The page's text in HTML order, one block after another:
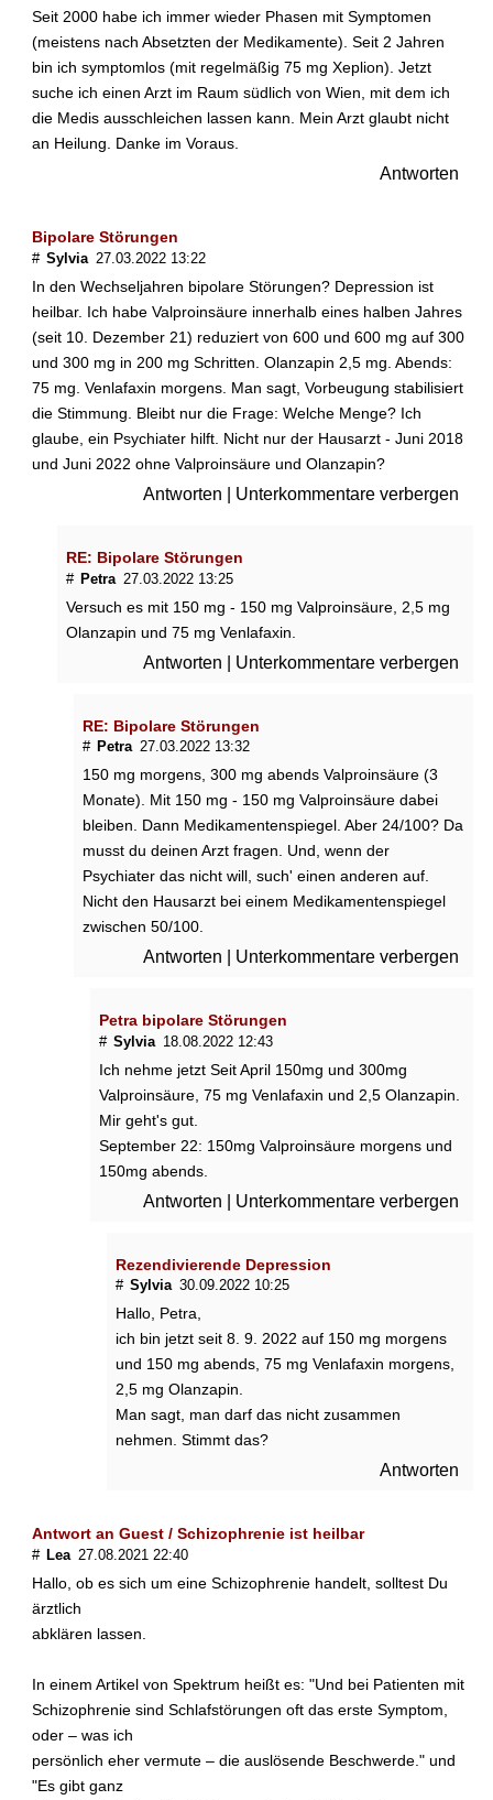
Seit 2000 habe ich immer wieder Phasen mit Symptomen
(meistens nach Absetzten der Medikamente). Seit 2 Jahren
bin ich symptomlos (mit regelmäßig 75 mg Xeplion). Jetzt
suche ich einen Arzt im Raum südlich von Wien, mit dem ich
die Medis ausschleichen lassen kann. Mein Arzt glaubt nicht
an Heilung. Danke im Voraus.
Antworten
Bipolare Störungen
# Sylvia 27.03.2022 13:22
In den Wechseljahren bipolare Störungen? Depression ist
heilbar. Ich habe Valproinsäure innerhalb eines halben Jahres
(seit 10. Dezember 21) reduziert von 600 und 600 mg auf 300
und 300 mg in 200 mg Schritten. Olanzapin 2,5 mg. Abends:
75 mg. Venlafaxin morgens. Man sagt, Vorbeugung stabilisiert
die Stimmung. Bleibt nur die Frage: Welche Menge? Ich
glaube, ein Psychiater hilft. Nicht nur der Hausarzt - Juni 2018
und Juni 2022 ohne Valproinsäure und Olanzapin?
Antworten Unterkommentare verbergen
RE: Bipolare Störungen
# Petra 27.03.2022 13:25
Versuch es mit 150 mg - 150 mg Valproinsäure, 2,5 mg
Olanzapin und 75 mg Venlafaxin.
Antworten Unterkommentare verbergen
RE: Bipolare Störungen
# Petra 27.03.2022 13:32
150 mg morgens, 300 mg abends Valproinsäure (3
Monate). Mit 150 mg - 150 mg Valproinsäure dabei
bleiben. Dann Medikamentenspiegel. Aber 24/100? Da
musst du deinen Arzt fragen. Und, wenn der
Psychiater das nicht will, such' einen anderen auf.
Nicht den Hausarzt bei einem Medikamentenspiegel
zwischen 50/100.
Antworten Unterkommentare verbergen
Petra bipolare Störungen
# Sylvia 18.08.2022 12:43
Ich nehme jetzt Seit April 150mg und 300mg
Valproinsäure, 75 mg Venlafaxin und 2,5 Olanzapin.
Mir geht's gut.
September 22: 150mg Valproinsäure morgens und
150mg abends.
Antworten Unterkommentare verbergen
Rezendivierende Depression
# Sylvia 30.09.2022 10:25
Hallo, Petra,
ich bin jetzt seit 8. 9. 2022 auf 150 mg morgens
und 150 mg abends, 75 mg Venlafaxin morgens,
2,5 mg Olanzapin.
Man sagt, man darf das nicht zusammen
nehmen. Stimmt das?
Antworten
Antwort an Guest / Schizophrenie ist heilbar
# Lea 27.08.2021 22:40
Hallo, ob es sich um eine Schizophrenie handelt, solltest Du
ärztlich
abklären lassen.
In einem Artikel von Spektrum heißt es: "Und bei Patienten mit
Schizophrenie sind Schlafstörungen oft das erste Symptom,
oder – was ich
persönlich eher vermute – die auslösende Beschwerde." und
"Es gibt ganz